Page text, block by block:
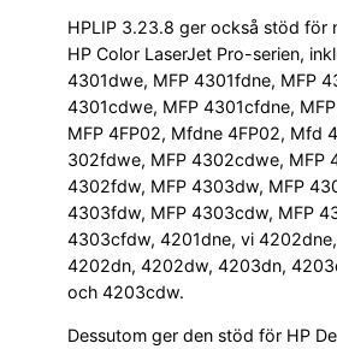
HPLIP 3.23.8 ger också stöd för
HP Color LaserJet Pro-serien,
4301dwe, MFP 4301fdne, MFP
4301cdwe, MFP 4301cfdne,
MFP 4FP02, Mfdne 4FP02, Mfd
302fdwe, MFP 4302cdwe, MFP
4302fdw, MFP 4303dw, MFP
4303fdw, MFP 4303cdw, MFP
4303cfdw, 4201dne, vi
4202dn, 4202dw, 4203dn,
och 4203cdw.
Dessutom ger den stöd för HP